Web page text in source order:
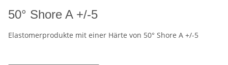
50° Shore A +/-5
Elastomerprodukte mit einer Härte von 50° Shore A +/-5